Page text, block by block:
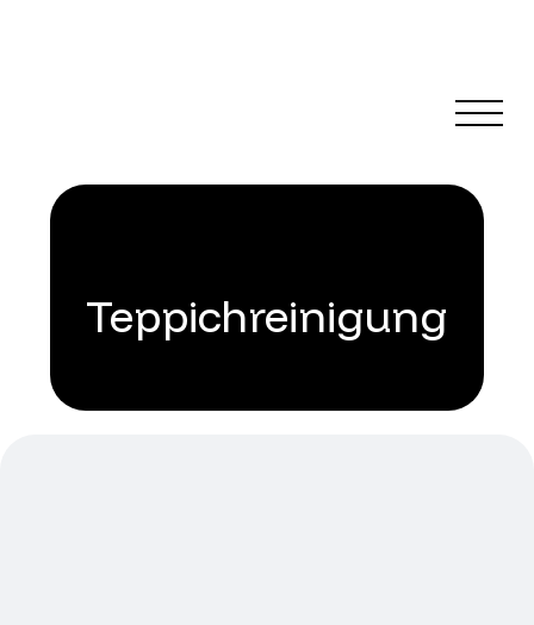
Teppichreinigung